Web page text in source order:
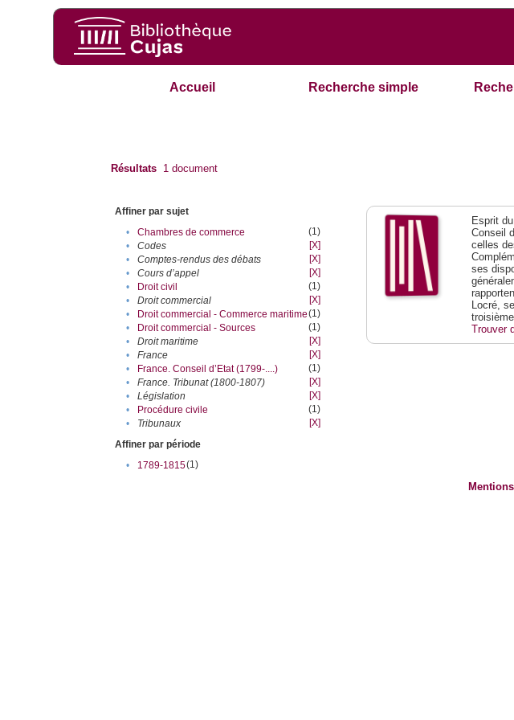
Accueil Recherche simple
Résultats 1 document
Affiner par sujet
•
Chambres de commerce
(1)
•
Codes
[X]
•
Comptes-rendus des débats
[X]
•
Cours d’appel
[X]
•
Droit civil
(1)
•
Droit commercial
[X]
•
Droit commercial - Commerce maritime(1)
•
Droit commercial - Sources
(1)
•
Droit maritime
[X]
•
France
[X]
•
France. Conseil d’Etat (1799-....)
(1)
•
France. Tribunat (1800-1807)
[X]
•
Législation
[X]
•
Procédure civile
(1)
•
Tribunaux
[X]
Affiner par période
•
1789-1815(1)
Esprit
Conseil
celles
ses
Locré,
troisième
Trouver